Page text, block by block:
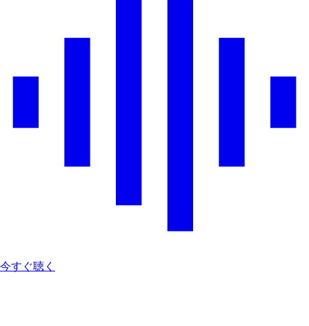
今すぐ聴く